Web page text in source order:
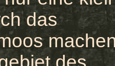
das